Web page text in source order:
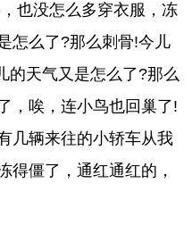
也没怎么多穿衣服，冻
怎么了?那么刺骨!今儿
的天气又是怎么了?那么
唉，连小鸟也回巢了!
几辆来往的小轿车从我
得僵了，通红通红的，